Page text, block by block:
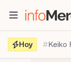
contenido
Hoy
Keiko